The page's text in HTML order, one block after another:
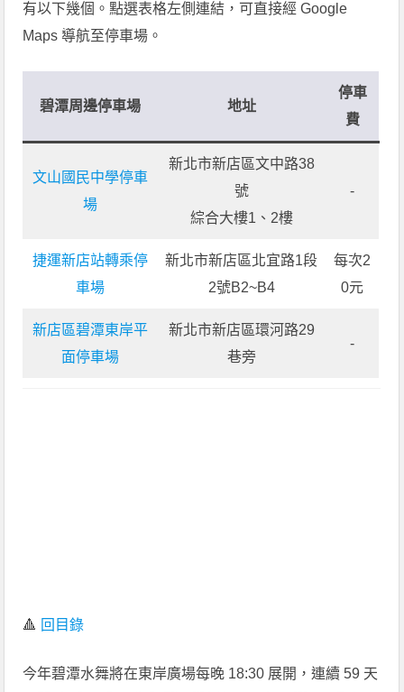
有以下幾個。點選表格左側連結，可直接經 Google
Maps 導航至停車場。
碧潭周邊停車場 地址
停車
費
文山國民中學停車
場
新北市新店區文中路38
號
綜合大樓1、2樓
-
捷運新店站轉乘停
車場
新北市新店區北宜路1段
2號B2~B4
每次2
0元
新店區碧潭東岸平
面停車場
新北市新店區環河路29
巷旁
-
🔺 回目錄
今年碧潭水舞將在東岸廣場每晚 18:30 展開，連續 59 天